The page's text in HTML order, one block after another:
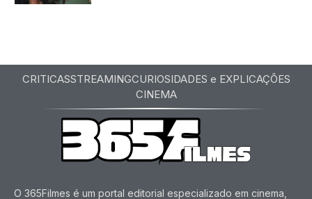
CRITICASSTREAMINGCURIOSIDADES e EXPLICAÇÕES
CINEMA
O 365Filmes é um portal editorial especializado em cinema,